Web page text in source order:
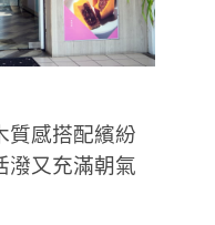
質感搭配繽紛
潑又充滿朝氣